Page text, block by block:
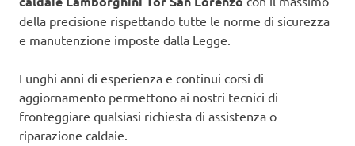
della precisione rispettando tutte le norme di sicurezza
e manutenzione imposte dalla Legge.
Lunghi anni di esperienza e continui corsi di
aggiornamento permettono ai nostri tecnici di
fronteggiare qualsiasi richiesta di assistenza o
riparazione caldaie.